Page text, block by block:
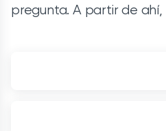
pregunta. A partir de